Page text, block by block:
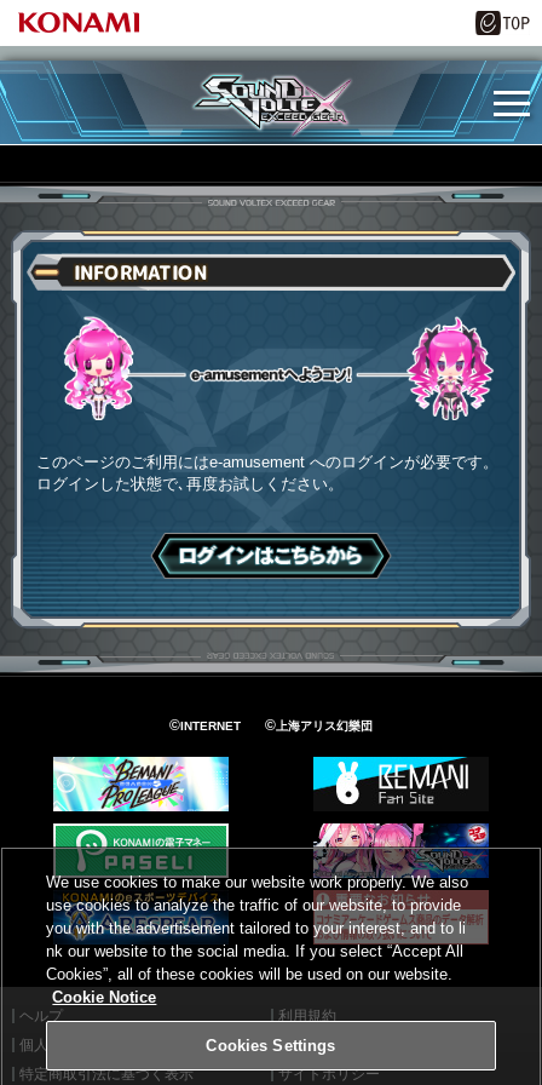
INFORMATION
このページのご利用にはe-amusement へのログインが必要です。
ログインした状態で､再度お試しください。
ログインはこちら
©INTERNET ©上海アリス幻樂団
ヘルプ
利用規約
個人情報等保護方針
外部送信について
特定商取引法に基づく表示
サイトポリシー
We use cookies to make our website work properly. We also
use cookies to analyze the traffic of our website, to provide
you with the advertisement tailored to your interest, and to li
nk our website to the social media. If you select “Accept All
Cookies”, all of these cookies will be used on our website.
Cookie Notice
Cookies Settings